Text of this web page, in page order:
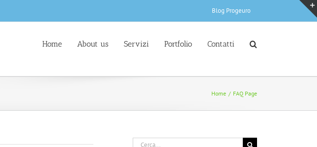
Blog Progeuro
Home About us Servizi Portfolio Contatti
Home / FAQ Page
Cerca